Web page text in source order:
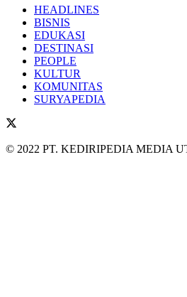
HEADLINES
BISNIS
EDUKASI
DESTINASI
PEOPLE
KULTUR
KOMUNITAS
SURYAPEDIA
© 2022 PT. KEDIRIPEDIA MEDIA